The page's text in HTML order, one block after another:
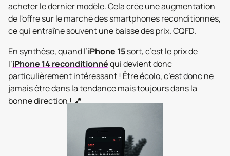
acheter le dernier modèle. Cela crée une augmentation
de l'offre sur le marché des smartphones reconditionnés,
ce qui entraîne souvent une baisse des prix. CQFD.
En synthèse, quand l’iPhone 15sort, c’est le prix de
l’iPhone 14 reconditionnéqui devient donc
particulièrement intéressant ! Être écolo, c’est donc ne
jamais être dans la tendance mais toujours dans la
bonne direction ! 🎵